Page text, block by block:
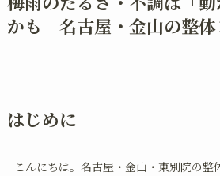
かも｜名古屋・金山の整
はじめに
こんにちは。名古屋・金山・東別院の